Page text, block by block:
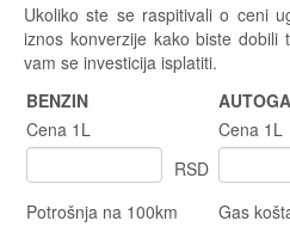
Ukoliko ste se raspitivali o ceni
iznos konverzije kako biste
vam se investicija isplatiti.
BENZIN
Cena 1L
RSD
Cena 1L
Potrošnja na 100km
Gas